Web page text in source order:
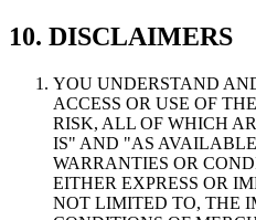
10. DISCLAIMERS
YOU UNDERSTAND
ACCESS OR USE OF
RISK, ALL OF WHICH
IS" AND "AS
WARRANTIES OR
EITHER EXPRESS OR
NOT LIMITED TO, THE